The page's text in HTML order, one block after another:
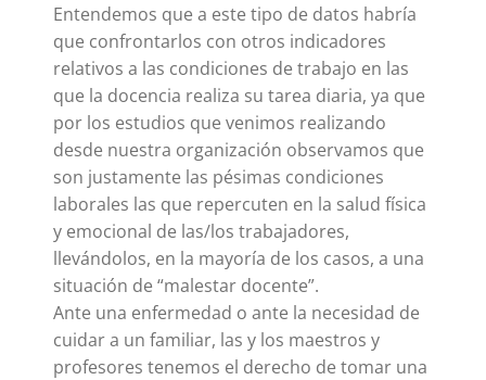
Entendemos que a este tipo de datos habría
que confrontarlos con otros indicadores
relativos a las condiciones de trabajo en las
que la docencia realiza su tarea diaria, ya que
por los estudios que venimos realizando
desde nuestra organización observamos que
son justamente las pésimas condiciones
laborales las que repercuten en la salud física
y emocional de las/los trabajadores,
llevándolos, en la mayoría de los casos, a una
situación de “malestar docente”.
Ante una enfermedad o ante la necesidad de
cuidar a un familiar, las y los maestros y
profesores tenemos el derecho de tomar una